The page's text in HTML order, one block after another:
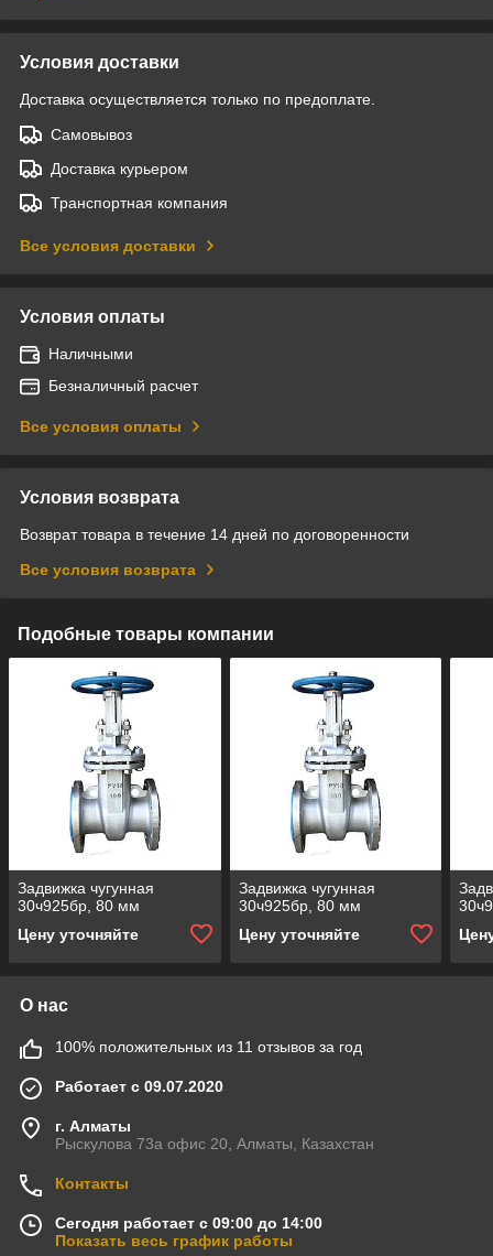
Условия доставки
Доставка осуществляется только по предоплате.
Самовывоз
Доставка курьером
Транспортная компания
Все условия доставки
Условия оплаты
Наличными
Безналичный расчет
Все условия оплаты
Условия возврата
Возврат товара в течение 14 дней по договоренности
Все условия возврата
Подобные товары компании
Задвижка чугунная
30ч925бр, 80 мм
Цену уточняйте
Задвижка чугунная
30ч925бр, 80 мм
Цену уточняйте
О нас
100% положительных из 11 отзывов за год
Работает с 09.07.2020
г. Алматы
Рыскулова 73а офис 20, Алматы, Казахстан
Контакты
Сегодня работает с 09:00 до 14:00
Показать весь график работы